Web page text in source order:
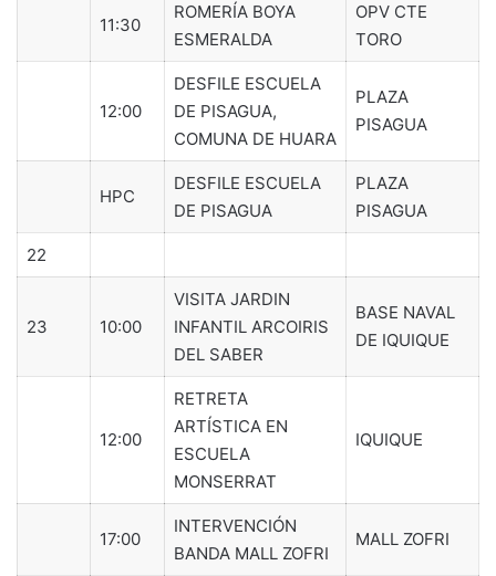
11:30
ROMERÍA BOYA
ESMERALDA
OPV CTE
TORO
12:00
DESFILE ESCUELA
DE PISAGUA,
COMUNA DE HUARA
PLAZA
PISAGUA
HPC
DESFILE ESCUELA
DE PISAGUA
PLAZA
PISAGUA
22
23 10:00
VISITA JARDIN
INFANTIL ARCOIRIS
DEL SABER
BASE NAVAL
DE IQUIQUE
12:00
RETRETA
ARTÍSTICA EN
ESCUELA
MONSERRAT
IQUIQUE
17:00
INTERVENCIÓN
BANDA MALL ZOFRI
MALL ZOFRI